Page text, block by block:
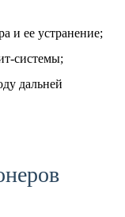
и ее устранение;
системы;
дальней